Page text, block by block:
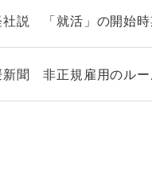
社説 「就活」の開始時
新聞 非正規雇用のル